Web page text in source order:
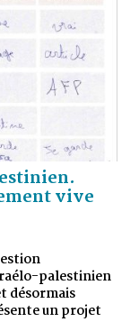
vive
palestinien
désormais
un projet